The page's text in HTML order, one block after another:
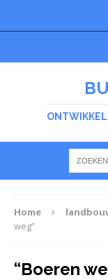
Home
weg”
“Boeren